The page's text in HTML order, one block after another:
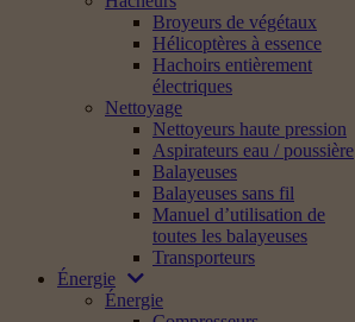
Broyeurs de végétaux
Hélicoptères à essence
Hachoirs entièrement
électriques
Nettoyage
Nettoyeurs haute pression
Aspirateurs eau / poussière
Balayeuses
Balayeuses sans fil
Manuel d’utilisation de
toutes les balayeuses
Transporteurs
Énergie
Énergie